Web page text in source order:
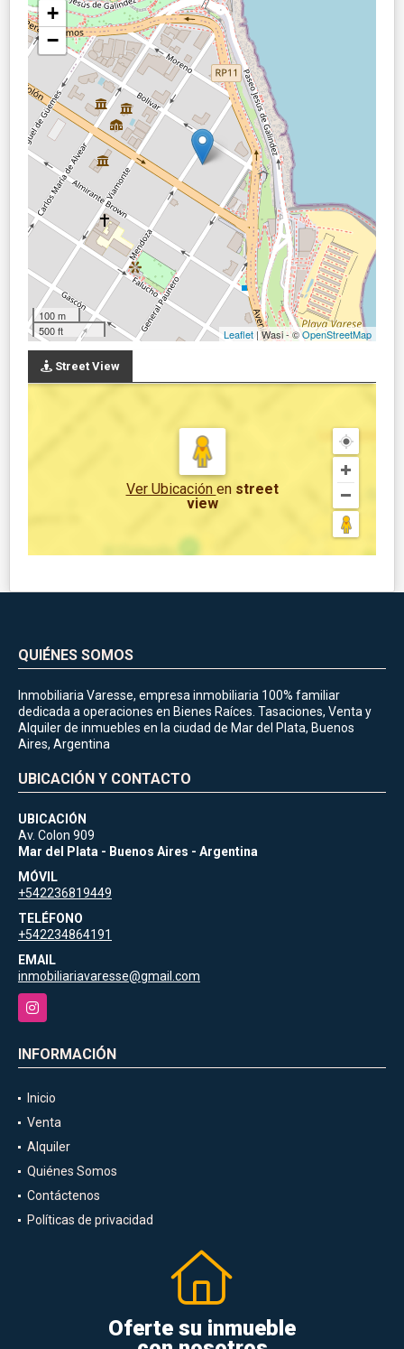
+
−
100 m
500 ft
Leaflet | Wasi - ©OpenStreetMap
Street View
Ver Ubicación en street
view
QUIÉNES SOMOS
Inmobiliaria Varesse, empresa inmobiliaria 100% familiar
dedicada a operaciones en Bienes Raíces. Tasaciones, Venta y
Alquiler de inmuebles en la ciudad de Mar del Plata, Buenos
Aires, Argentina
UBICACIÓN Y CONTACTO
UBICACIÓN
Av. Colon 909
Mar del Plata - Buenos Aires - Argentina
MÓVIL
+542236819449
TELÉFONO
+542234864191
EMAIL
inmobiliariavaresse@gmail.com
Instagram
INFORMACIÓN
Inicio
Venta
Alquiler
Quiénes Somos
Contáctenos
Políticas de privacidad
Oferte su inmueble